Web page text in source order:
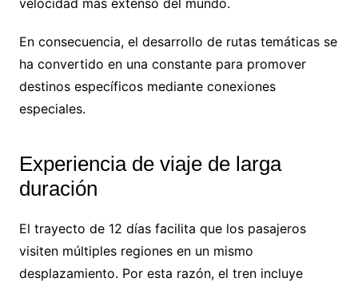
En consecuencia, el desarrollo de rutas temáticas se
ha convertido en una constante para promover
destinos específicos mediante conexiones
especiales.
Experiencia de viaje de larga
duración
El trayecto de 12 días facilita que los pasajeros
visiten múltiples regiones en un mismo
desplazamiento. Por esta razón, el tren incluye